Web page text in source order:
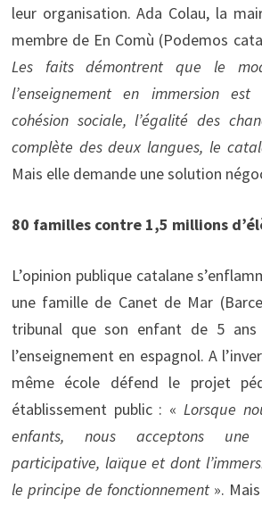
leur organisation. Ada Colau, la
membre de En Comù (Podemos
Les faits démontrent que le
l’enseignement en immersion
cohésion sociale, l’égalité des
complète des deux langues, le
Mais elle demande une solution
80 familles contre 1,5 millions
L’opinion publique catalane
une famille de Canet de Mar
tribunal que son enfant de 5
l’enseignement en espagnol. A
même école défend le projet
établissement public : « Lorsque
enfants, nous acceptons une
participative, laïque et dont
le principe de fonctionnement».